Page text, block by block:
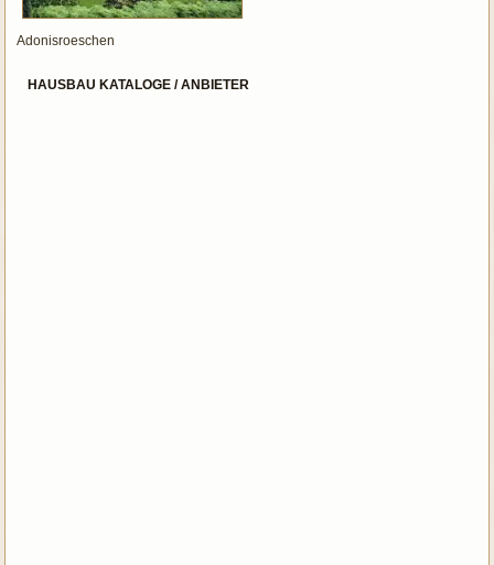
Adonisroeschen
HAUSBAU KATALOGE / ANBIETER